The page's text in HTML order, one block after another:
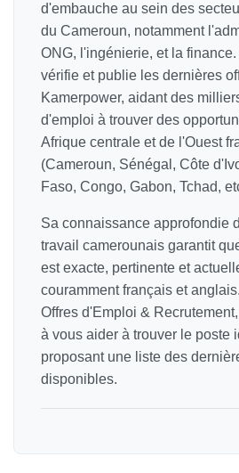
d'embauche au sein des
du Cameroun, notamment
ONG, l'ingénierie, et la
vérifie et publie les dernières
Kamerpower, aidant des
d'emploi à trouver des
Afrique centrale et de l'Ouest
(Cameroun, Sénégal, Côte
Faso, Congo, Gabon, Tchad,
Sa connaissance approfondie
travail camerounais garantit
est exacte, pertinente et
couramment français et
Offres d'Emploi &
à vous aider à trouver le poste
proposant une liste des
disponibles.